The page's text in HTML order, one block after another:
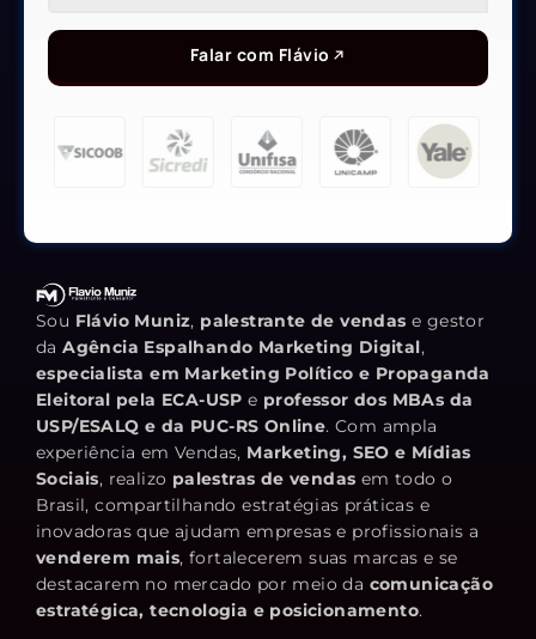
Falar com Flávio
Sou Flávio Muniz, palestrante de vendas e gestor
daAgência Espalhando Marketing Digital,
especialista em Marketing Político e Propaganda
Eleitoral pela ECA-USP e professor dos MBAs da
USP/ESALQ e da PUC-RS Online. Com ampla
experiência em Vendas, Marketing, SEO e Mídias
Sociais, realizo palestras de vendas em todo o
Brasil, compartilhando estratégias práticas e
inovadoras que ajudam empresas e profissionais a
venderem mais, fortalecerem suas marcas e se
destacarem no mercado por meio da comunicação
estratégica, tecnologia e posicionamento.